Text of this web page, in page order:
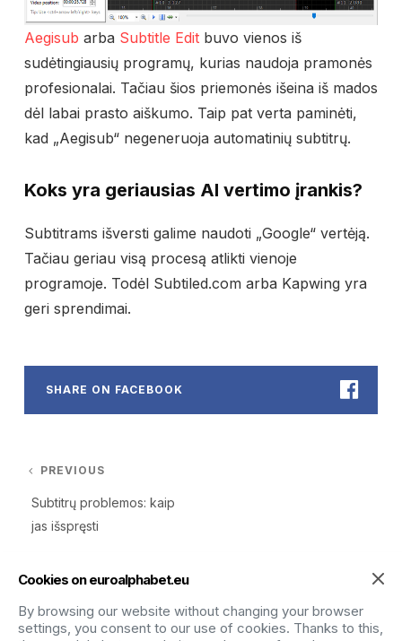
Aegisub arba Subtitle Edit buvo vienos iš
sudėtingiausių programų, kurias naudoja pramonės
profesionalai. Tačiau šios priemonės išeina iš mados
dėl labai prasto aiškumo. Taip pat verta paminėti,
kad „Aegisub“ negeneruoja automatinių subtitrų.
Koks yra geriausias AI vertimo įrankis?
Subtitrams išversti galime naudoti „Google“ vertėją.
Tačiau geriau visą procesą atlikti vienoje
programoje. Todėl Subtiled.com arba Kapwing yra
geri sprendimai.
SHARE ON FACEBOOK
Navigacija tarp įrašų
PREVIOUS
Previous post:
Subtitrų problemos: kaip
jas išspręsti
Cookies on euroalphabet.eu
By browsing our website without changing your browser
settings, you consent to our use of cookies. Thanks to this,